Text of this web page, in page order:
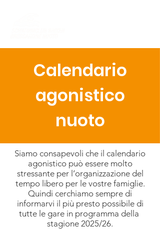
Calendario
agonistico
nuoto
Siamo consapevoli che il calendario
agonistico può essere molto
stressante per l’organizzazione del
tempo libero per le vostre famiglie.
Quindi cerchiamo sempre di
informarvi il più presto possibile di
tutte le gare in programma della
stagione 2025/26.